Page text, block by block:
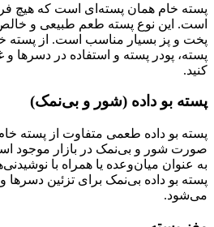
پسته خام همان پسته‌ای است که هیچ
است. این نوع پسته طعم طبیعی و خالص
پخت و پز بسیار مناسب است. از پسته
پسته، پودر پسته و استفاده در دسرها
کنید.
پسته بو داده (شور و بی‌نمک)
پسته بو داده طعمی متفاوت از پسته خام
صورت شور و بی‌نمک در بازار موجود
به عنوان میان‌وعده یا همراه با
پسته بو داده بی‌نمک برای تزئین دسرها
می‌شود.